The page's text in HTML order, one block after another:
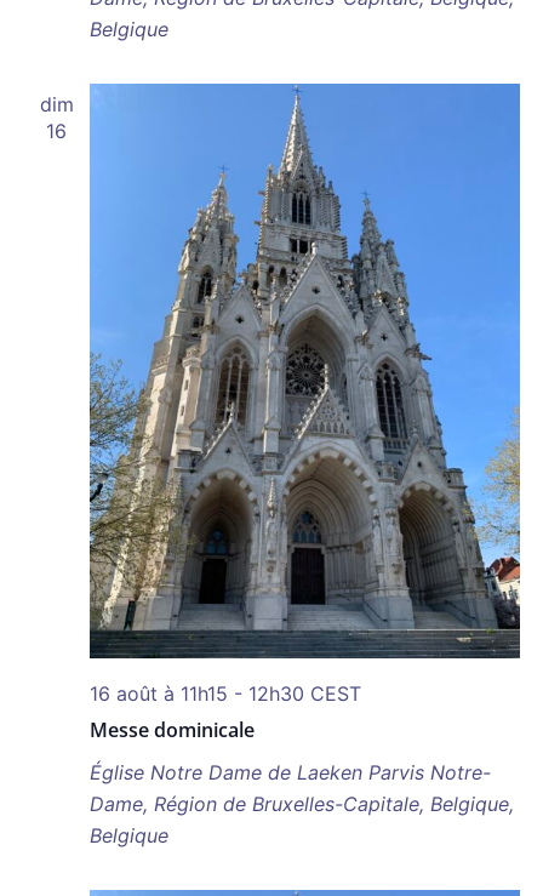
Belgique
dim
16
Messe dominicale
16 août à 11h15 - 12h30 CEST
Église Notre Dame de Laeken Parvis Notre-
Dame, Région de Bruxelles-Capitale, Belgique,
Belgique